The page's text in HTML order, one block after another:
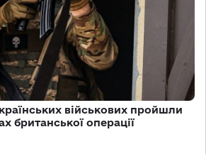
військових пройшли
британської операції